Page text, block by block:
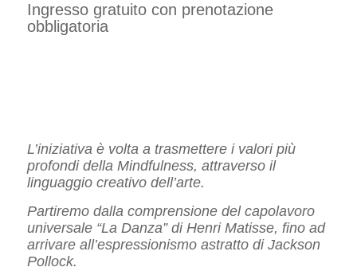
Ingresso gratuito con prenotazione
obbligatoria
L’iniziativa è volta a trasmettere i valori più
profondi della Mindfulness, attraverso il
linguaggio creativo dell’arte.
Partiremo dalla comprensione del capolavoro
universale “La Danza” di Henri Matisse, fino ad
arrivare all’espressionismo astratto di Jackson
Pollock.